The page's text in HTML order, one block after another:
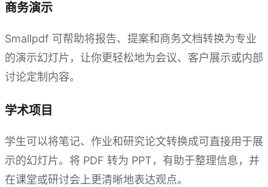
商务演示
Smallpdf 可帮助将报告、提案和商务文档转换为专业
的演示幻灯片，让你更轻松地为会议、客户展示或内部
讨论定制内容。
学术项目
学生可以将笔记、作业和研究论文转换成可直接用于展
示的幻灯片。将 PDF 转为 PPT，有助于整理信息，并
在课堂或研讨会上更清晰地表达观点。